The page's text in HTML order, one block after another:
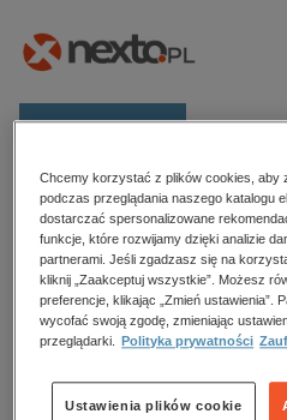
E-prasa
Kategorie
Zobacz wszystkie E-prasa
budownictwo, aranżacja
biznesowe, branżowe,
Strona główna Literatura
Literatura
Sortowanie
Chcemy korzystać z plików cookies, aby
podczas przeglądania naszego katalogu
dostarczać spersonalizowane
funkcje, które rozwijamy dzięki analizie
partnerami. Jeśli zgadzasz się na
kliknij „Zaakceptuj wszystkie”. Możesz
preferencje, klikając „Zmień ustawienia”.
wycofać swoją zgodę, zmieniając
przeglądarki.
Polityka prywatności
Ustawienia plików cookie